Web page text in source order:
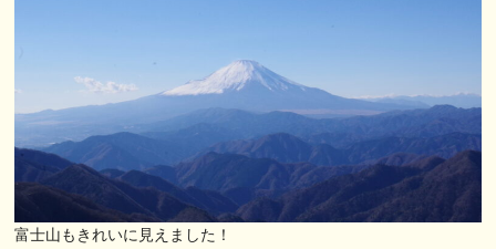
富士山もきれいに見えました！